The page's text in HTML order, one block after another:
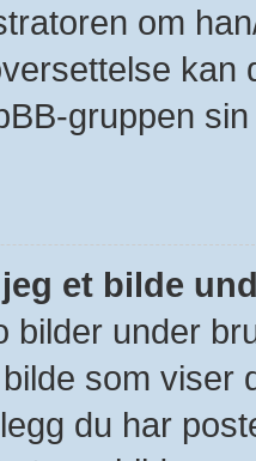
om
kan
gruppen
et bilde
under
som viser
du har